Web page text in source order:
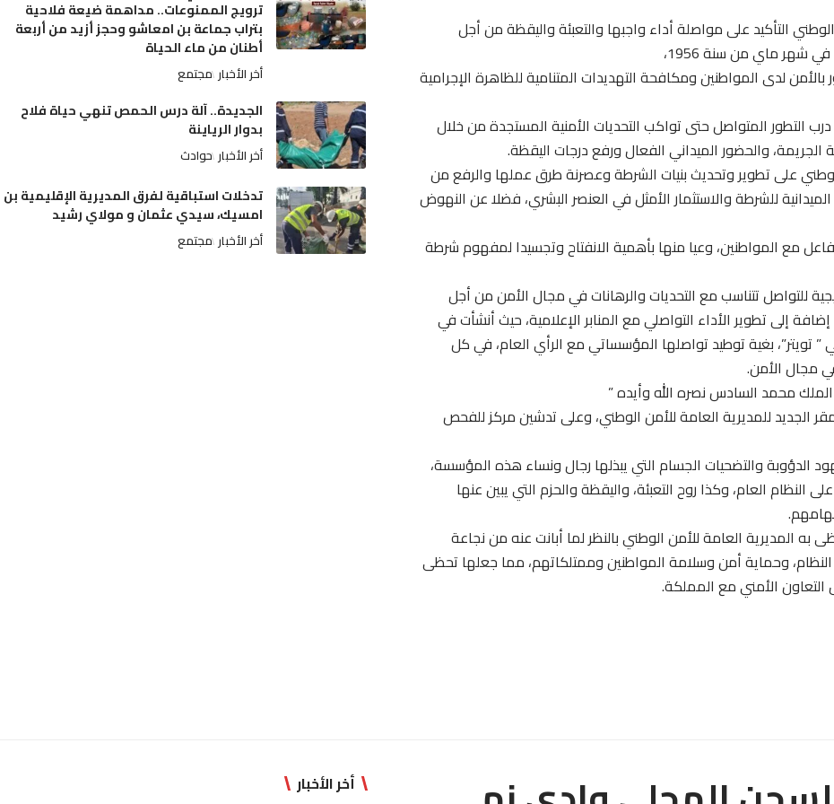
التأكيد على مواصلة أداء واجبها والتعبئة واليقظة من أجل
شهر ماي من سنة 1956،
لدى المواطنين ومكافحة التهديدات المتنامية للظاهرة الإجرامية
على درب التطور المتواصل حتى تواكب التحديات الأمنية المستجدة من خلال
والحضور الميداني الفعال ورفع درجات اليقظة.
على تطوير وتحديث بنيات الشرطة وعصرنة طرق عملها والرفع من
للشرطة والاستثمار الأمثل في العنصر البشري، فضلا عن النهوض
مع المواطنين، وعيا منها بأهمية الانفتاح وتجسيدا لمفهوم شرطة
للتواصل تتناسب مع التحديات والرهانات في مجال الأمن من أجل
إلى تطوير الأداء التواصلي مع المنابر الإعلامية، حيث أنشأت في
” تويتر”، بغية توطيد تواصلها المؤسساتي مع الرأي العام، في كل
مجال الأمن.
محمد السادس نصره الله وأيده ”
الجديد للمديرية العامة للأمن الوطني، وعلى تدشين مركز للفحص
الدؤوبة والتضحيات الجسام التي يبذلها رجال ونساء هذه المؤسسة،
العام، وكذا روح التعبئة، واليقظة والحزم التي يبين عنها
المديرية العامة للأمن الوطني بالنظر لما أبانت عنه من نجاعة
النظام، وحماية أمن وسلامة المواطنين وممتلكاتهم، مما جعلها تحظى
التعاون الأمني مع المملكة.
ترويج الممنوعات.. مداهمة ضيعة فلاحية
بتراب جماعة بن امعاشو وحجز أزيد من أربعة
أطنان من ماء الحياة
أخر الأخبار مجتمع
الجديدة.. آلة درس الحمص تنهي حياة فلاح
بدوار الرياينة
أخر الأخبار حوادث
تدخلات استباقية لفرق المديرية الإقليمية بن
امسيك، سيدي عثمان و مولاي رشيد
أخر الأخبار مجتمع
أخر الأخبار